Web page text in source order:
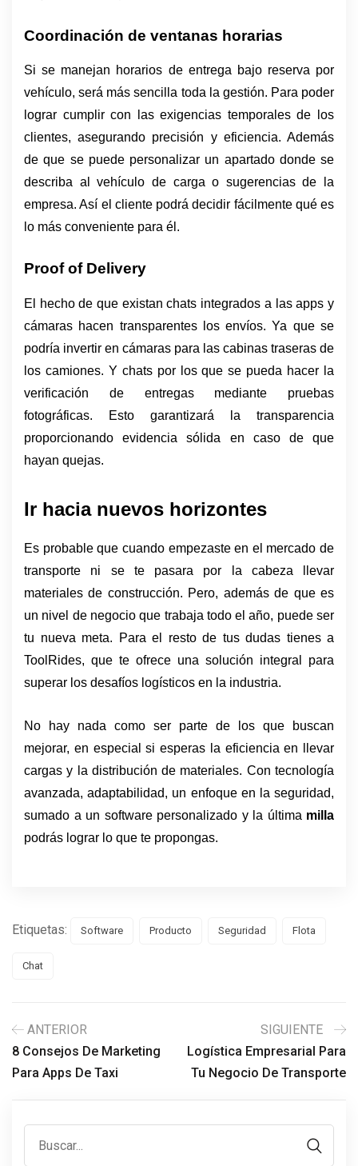
Coordinación de ventanas horarias
Si se manejan horarios de entrega bajo reserva por
vehículo, será más sencilla toda la gestión. Para poder
lograr cumplir con las exigencias temporales de los
clientes, asegurando precisión y eficiencia. Además
de que se puede personalizar un apartado donde se
describa al vehículo de carga o sugerencias de la
empresa. Así el cliente podrá decidir fácilmente qué es
lo más conveniente para él.
Proof of Delivery
El hecho de que existan chats integrados a las apps y
cámaras hacen transparentes los envíos. Ya que se
podría invertir en cámaras para las cabinas traseras de
los camiones. Y chats por los que se pueda hacer la
verificación de entregas mediante pruebas
fotográficas. Esto garantizará la transparencia
proporcionando evidencia sólida en caso de que
hayan quejas.
Ir hacia nuevos horizontes
Es probable que cuando empezaste en el mercado de
transporte ni se te pasara por la cabeza llevar
materiales de construcción. Pero, además de que es
un nivel de negocio que trabaja todo el año, puede ser
tu nueva meta. Para el resto de tus dudas tienes a
ToolRides, que te ofrece una solución integral para
superar los desafíos logísticos en la industria.
No hay nada como ser parte de los que buscan
mejorar, en especial si esperas la eficiencia en llevar
cargas y la distribución de materiales. Con tecnología
avanzada, adaptabilidad, un enfoque en la seguridad,
sumado a un software personalizado y la última
podrás lograr lo que te propongas.
Etiquetas: Software Producto Seguridad Flota
Chat
ANTERIOR
8 Consejos De Marketing
Para Apps De Taxi
SIGUIENTE
Logística Empresarial Para
Tu Negocio De Transporte